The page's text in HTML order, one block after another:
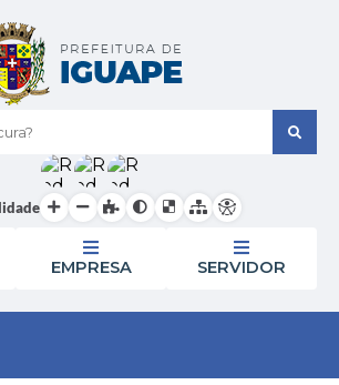
EMPRESA SERVIDOR